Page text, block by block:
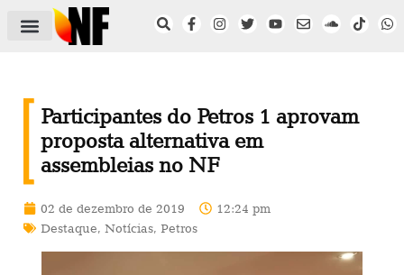
Participantes do Petros 1 aprovam
proposta alternativa em
assembleias no NF
02 de dezembro de 2019
12:24 pm
Destaque, Notícias, Petros